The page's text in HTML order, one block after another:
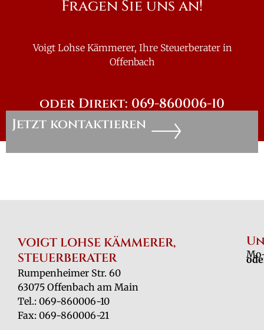
Fragen Sie uns an!
Voigt Lohse Kämmerer, Ihre Steuerberater in
Offenbach
Jetzt kontaktieren
oder Direkt: 069-860006-10
VOIGT LOHSE KÄMMERER,
STEUERBERATER
Rumpenheimer Str. 60
63075 Offenbach am Main
Tel.: 069-860006-10
Fax: 069-860006-21